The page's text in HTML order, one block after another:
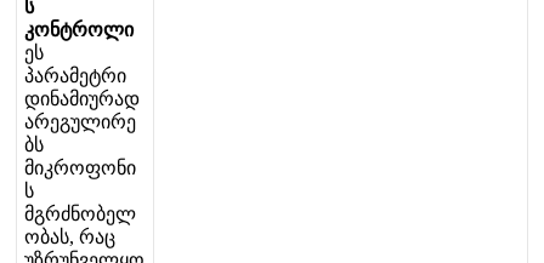
ს
კონტროლი
ეს
პარამეტრი
დინამიურად
არეგულირე
ბს
მიკროფონი
ს
მგრძნობელ
ობას, რაც